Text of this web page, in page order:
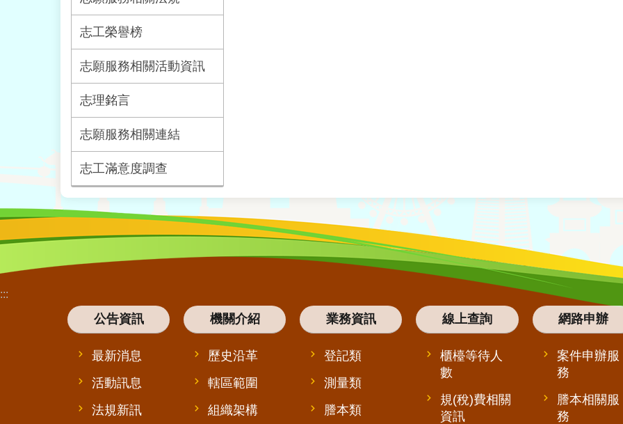
志工榮譽榜
志願服務相關活動資訊
志理銘言
志願服務相關連結
志工滿意度調查
:::
公告資訊
最新消息
活動訊息
法規新訊
機關介紹
歷史沿革
轄區範圍
組織架構
業務資訊
登記類
測量類
謄本類
線上查詢
櫃檯等待人
數
規(稅)費相關
資訊
網路申辦
案件申辦服
務
謄本相關服
務